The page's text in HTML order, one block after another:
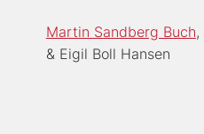
Martin Sandberg Buch
Eigil Boll Hansen